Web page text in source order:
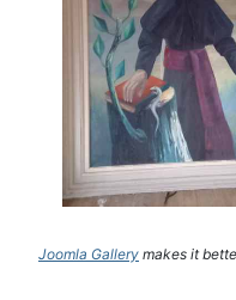
Joomla Gallery makes it